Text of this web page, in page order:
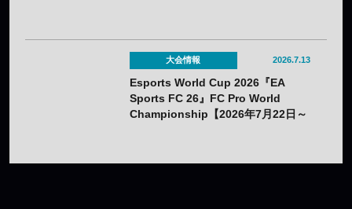
大会情報 2026.7.13
Esports World Cup 2026『EA
Sports FC 26』FC Pro World
Championship【2026年7月22日～